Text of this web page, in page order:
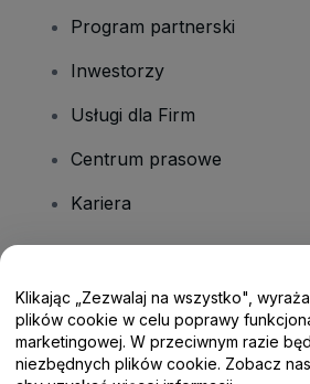
Program partnerski
Inwestorzy
Usługi dla Firm
Centrum prasowe
Kariera
Centrum pomocy /
Klikając „Zezwalaj na wszystko",
plików cookie w celu poprawy
marketingowej. W przeciwnym razie
niezbędnych plików cookie. Zobacz